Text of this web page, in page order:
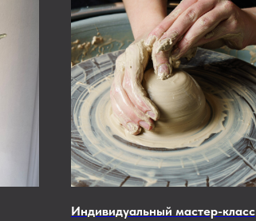
Индивидуальный мастер-класс